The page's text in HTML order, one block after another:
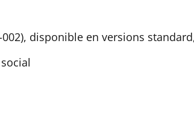
disponible en versions